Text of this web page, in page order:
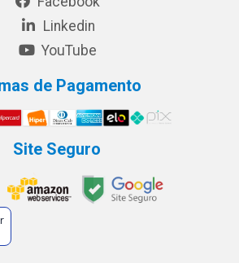
Linkedin
YouTube
de Pagamento
Site Seguro